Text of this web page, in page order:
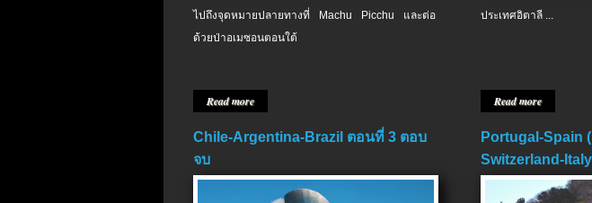
ไปถึงจุดหมายปลายทางที่ Machu Picchu และต่อ
ด้วยป่าอเมซอนตอนใต้
Read more
ประเทศอิตาลี ...
Read more
Chile-Argentina-Brazil ตอนที่ 3 ตอบ
จบ
Portugal-Spain
Switzerland-